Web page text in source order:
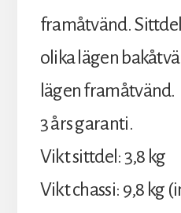
framåtvänd.
olika lägen
lägen framåtvänd.
3 års garanti.
Vikt sittdel: 3,8 kg
Vikt chassi: 9,8 kg